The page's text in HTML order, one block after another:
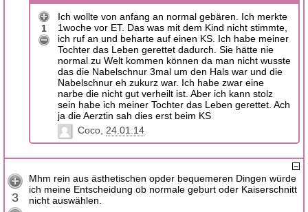
1
Ich wollte von anfang an normal gebären. Ich merkte
1woche vor ET. Das was mit dem Kind nicht stimmte,
ich ruf an und beharte auf einen KS. Ich habe meiner
Tochter das Leben gerettet dadurch. Sie hätte nie
normal zu Welt kommen können da man nicht wusste
das die Nabelschnur 3mal um den Hals war und die
Nabelschnur eh zukurz war. Ich habe zwar eine
narbe die nicht gut verheilt ist. Aber ich kann stolz
sein habe ich meiner Tochter das Leben gerettet. Ach
ja die Aerztin sah dies erst beim KS
Coco 24.01.14
3
Mhm rein aus ästhetischen opder bequemeren Dingen würde
ich meine Entscheidung ob normale geburt oder Kaiserschnitt
nicht auswählen.